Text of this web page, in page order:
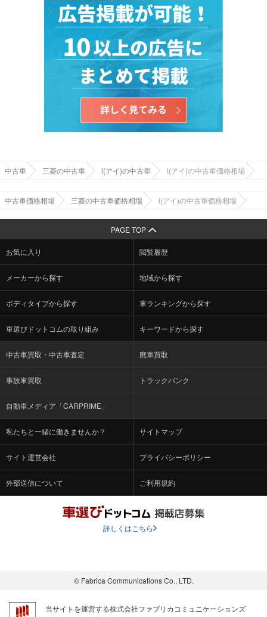
中古車 三菱の中古車 i(アイ)の中古車 i(アイ)の中古車価格相場
中古車価格相場 三菱の中古車価格相場 i(アイ)の中古車価格相場
PAGE TOP
お気に入り 閲覧履歴
メーカーから探す 地域から探す
ボディタイプから探す 車ランキングから探す
車選びドットコムの取り組み キーワードから探す
中古車買取・中古車査定 廃車買取
事故車買取 トラックバンク
自動車メディア「CARPRIME」
私たちと一緒に働きませんか？ サイトマップ
サイト運営会社 プライバシーポリシー
外部送信について ご利用規約
詳しくはこちら
© Fabrica Communications Co., LTD.
当サイトを運営する株式会社ファブリカコミュニケーションズ